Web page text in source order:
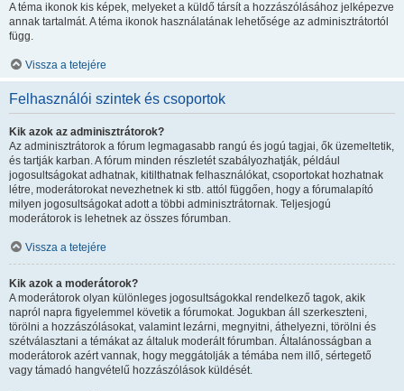
A téma ikonok kis képek, melyeket a küldő társít a hozzászólásához jelképezve
annak tartalmát. A téma ikonok használatának lehetősége az adminisztrátortól
függ.
Vissza a tetejére
Felhasználói szintek és csoportok
Kik azok az adminisztrátorok?
Az adminisztrátorok a fórum legmagasabb rangú és jogú tagjai, ők üzemeltetik,
és tartják karban. A fórum minden részletét szabályozhatják, például
jogosultságokat adhatnak, kitilthatnak felhasználókat, csoportokat hozhatnak
létre, moderátorokat nevezhetnek ki stb. attól függően, hogy a fórumalapító
milyen jogosultságokat adott a többi adminisztrátornak. Teljesjogú
moderátorok is lehetnek az összes fórumban.
Vissza a tetejére
Kik azok a moderátorok?
A moderátorok olyan különleges jogosultságokkal rendelkező tagok, akik
napról napra figyelemmel követik a fórumokat. Jogukban áll szerkeszteni,
törölni a hozzászólásokat, valamint lezárni, megnyitni, áthelyezni, törölni és
szétválasztani a témákat az általuk moderált fórumban. Általánosságban a
moderátorok azért vannak, hogy meggátolják a témába nem illő, sértegető
vagy támadó hangvételű hozzászólások küldését.